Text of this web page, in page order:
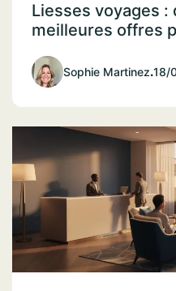
Liesses voyages :
meilleures offres
Sophie Martinez.18/